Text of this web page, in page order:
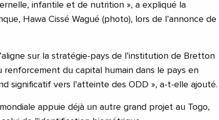
infantile et de nutrition », a expliqué la
Hawa Cissé Wagué (photo), lors de l’annonce de
sur la stratégie-pays de l’institution de Bretton
renforcement du capital humain dans le pays en
significatif vers l’atteinte des ODD », a-t-elle ajouté.
appuie déjà un autre grand projet au Togo,